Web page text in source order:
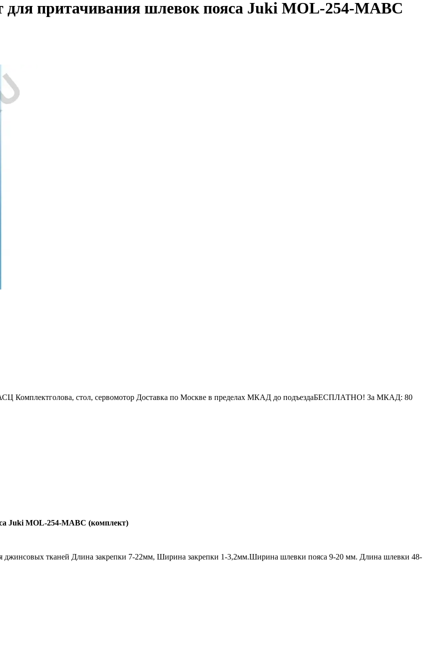
притачивания шлевок пояса Juki MOL-254-MABC
Комплектголова, стол, сервомотор Доставка по Москве в пределах МКАД до подъездаБЕСПЛАТНО! За МКАД: 80
Juki MOL-254-MABC (комплект)
джинсовых тканей Длина закрепки 7-22мм, Ширина закрепки 1-3,2мм.Ширина шлевки пояса 9-20 мм. Длина шлевки 48-